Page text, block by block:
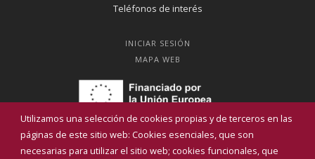
Utilizamos una selección de cookies propias y de terceros en las
páginas de este sitio web: Cookies esenciales, que son
necesarias para utilizar el sitio web; cookies funcionales, que
Teléfonos de interés
INICIAR SESIÓN
MAPA WEB